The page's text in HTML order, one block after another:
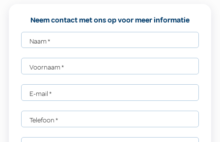
Neem contact met ons op voor meer informatie
Naam*
Voornaam*
E-mail*
Telefoon*